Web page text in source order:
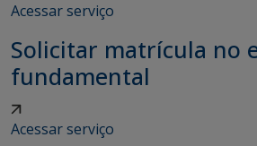
Acessar serviço
Solicitar matrícula no
fundamental
Acessar serviço